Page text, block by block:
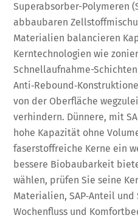
Superabsorber-Polymeren
abbaubaren
Materialien balancieren
Kerntechnologien wie
Schnellaufnahme-
von der Oberfläche
verhindern. Dünnere, mit
hohe Kapazität ohne
faserstoffreiche Kerne ein
bessere Biobaubarkeit
wählen, prüfen Sie seine
Materialien, SAP‑Anteil
Wochenfluss und